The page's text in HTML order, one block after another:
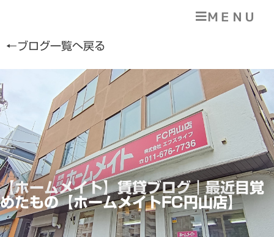
ＭＥＮＵ
←ブログ一覧へ戻る
【ホームメイト】賃貸ブログ｜最近目覚
めたもの【ホームメイトFC円山店】